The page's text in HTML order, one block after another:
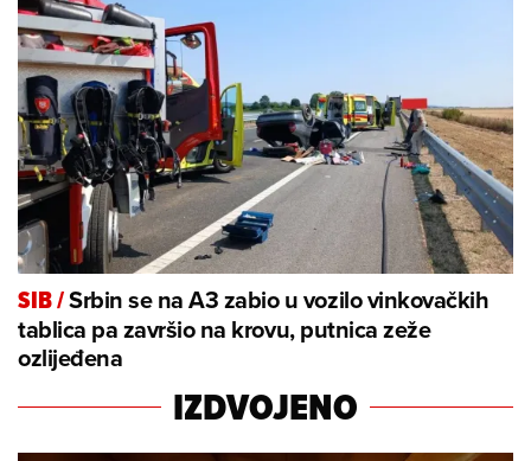
SIB/Srbin se na A3 zabio u vozilo vinkovačkih
tablica pa završio na krovu, putnica zeže
ozlijeđena
IZDVOJENO